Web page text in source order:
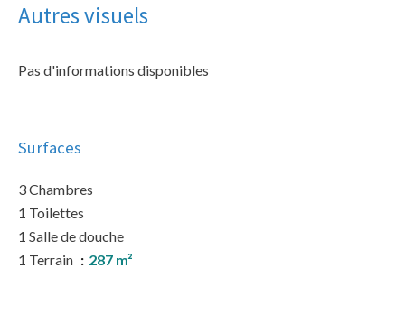
Autres visuels
Pas d'informations disponibles
Surfaces
3 Chambres
1 Toilettes
1 Salle de douche
1 Terrain
287 m²